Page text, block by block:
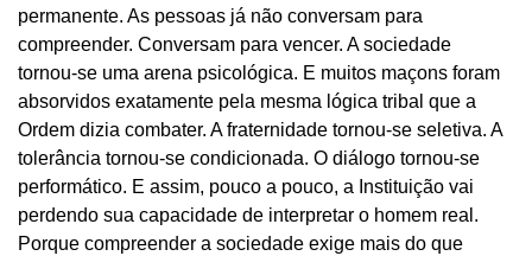
permanente. As pessoas já não conversam para
compreender. Conversam para vencer. A sociedade
tornou-se uma arena psicológica. E muitos maçons foram
absorvidos exatamente pela mesma lógica tribal que a
Ordem dizia combater. A fraternidade tornou-se seletiva. A
tolerância tornou-se condicionada. O diálogo tornou-se
performático. E assim, pouco a pouco, a Instituição vai
perdendo sua capacidade de interpretar o homem real.
Porque compreender a sociedade exige mais do que